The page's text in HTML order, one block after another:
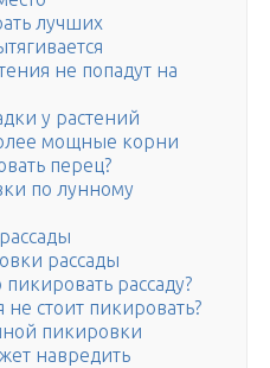
лучших
не попадут на
у растений
мощные корни
перец?
по лунному
рассады
рассаду?
не стоит пикировать?
пикировки
навредить